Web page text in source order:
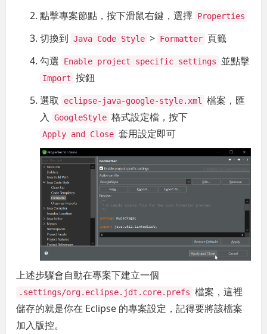
點擊專案節點，按下滑鼠右鍵，選擇 Properties
切換到 Java Code Style > Formatter 頁籤
勾選
Enable project specific settings 並點擊
Import 按鈕
選取
eclipse-java-google-style.xml
檔案，匯
入
GoogleStyle 格式設定檔，按下
Apply and Close 套用設定即可
上述步驟會自動在專案下建立一個
.settings/org.eclipse.jdt.core.prefs 檔案，這裡
儲存的就是你在 Eclipse 的專案設定，記得要將該檔案
加入版控。